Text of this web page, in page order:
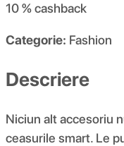
10 %cashback
Categorie: Fashion
Descriere
Niciun alt accesoriu
ceasurile smart. Le